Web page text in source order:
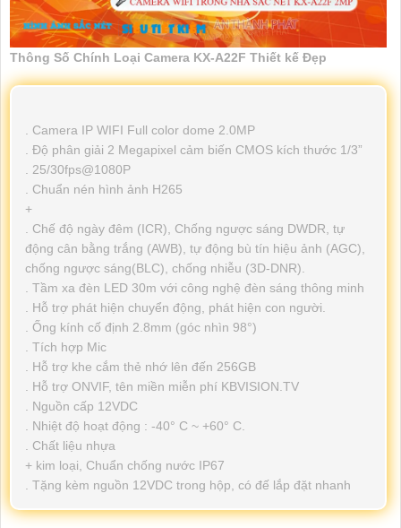
Thông Số Chính Loại Camera KX-A22F Thiết kế Đẹp
. Camera IP WIFI Full color dome 2.0MP
. Độ phân giải 2 Megapixel cảm biến CMOS kích thước 1/3”
. 25/30fps@1080P
. Chuẩn nén hình ảnh H265
+
. Chế độ ngày đêm (ICR), Chống ngược sáng DWDR, tự
động cân bằng trắng (AWB), tự động bù tín hiệu ảnh (AGC),
chống ngược sáng(BLC), chống nhiễu (3D-DNR).
. Tầm xa đèn LED 30m với công nghệ đèn sáng thông minh
. Hỗ trợ phát hiện chuyển động, phát hiện con người.
. Ống kính cố định 2.8mm (góc nhìn 98°)
. Tích hợp Mic
. Hỗ trợ khe cắm thẻ nhớ lên đến 256GB
. Hỗ trợ ONVIF, tên miền miễn phí KBVISION.TV
. Nguồn cấp 12VDC
. Nhiệt độ hoạt động : -40° C ~ +60° C.
. Chất liệu nhựa
+ kim loại, Chuẩn chống nước IP67
. Tặng kèm nguồn 12VDC trong hộp, có đế lắp đặt nhanh